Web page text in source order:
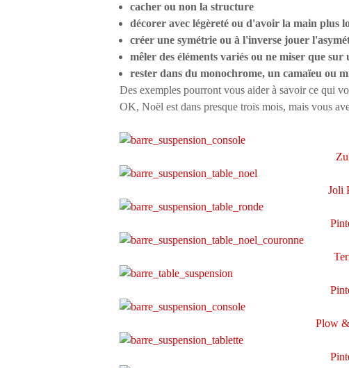
cacher ou non la structure
décorer avec légèreté ou d'avoir la main plus
créer une symétrie ou à l'inverse jouer
mêler des éléments variés ou ne miser que sur
rester dans du monochrome, un camaïeu ou
Des exemples pourront vous aider à savoir ce qui
OK, Noël est dans presque trois mois, mais vous
Joli
Plow